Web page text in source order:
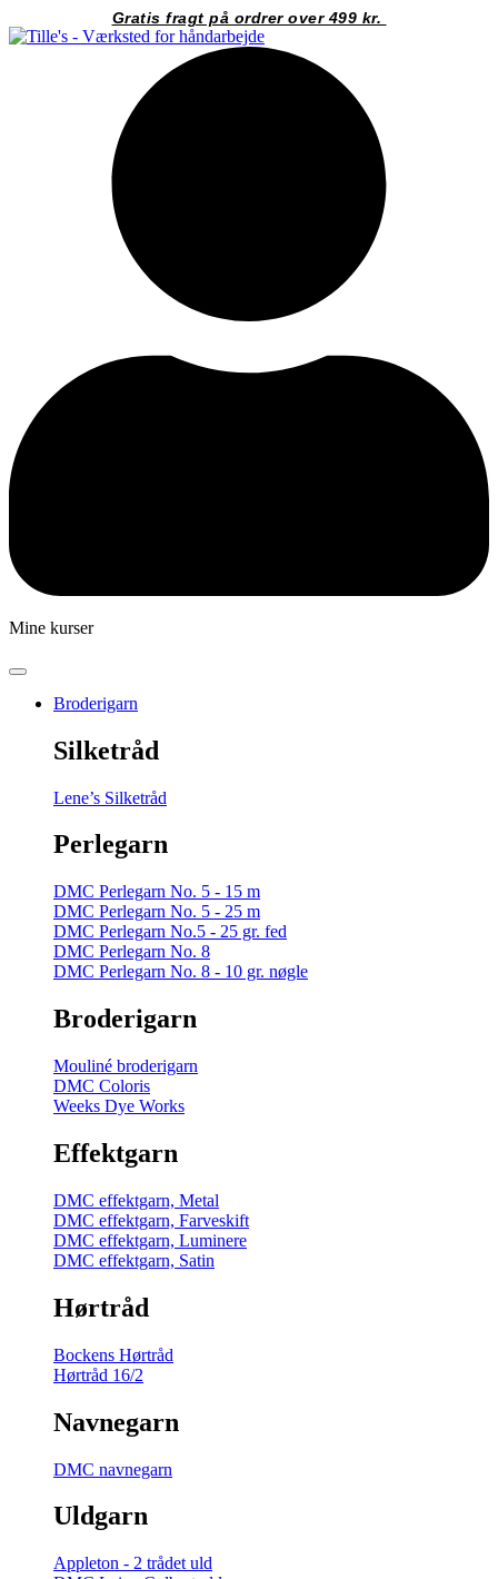
til
Gratis fragt på ordrer over 499 kr.
Mine kurser
Broderigarn
Silketråd
Lene’s Silketråd
Perlegarn
DMC Perlegarn No. 5 - 15 m
DMC Perlegarn No. 5 - 25 m
DMC Perlegarn No.5 - 25 gr. fed
DMC Perlegarn No. 8
DMC Perlegarn No. 8 - 10 gr. nøgle
Broderigarn
Mouliné broderigarn
DMC Coloris
Weeks Dye Works
Effektgarn
DMC effektgarn, Metal
DMC effektgarn, Farveskift
DMC effektgarn, Luminere
DMC effektgarn, Satin
Hørtråd
Bockens Hørtråd
Hørtråd 16/2
Navnegarn
DMC navnegarn
Uldgarn
Appleton - 2 trådet uld